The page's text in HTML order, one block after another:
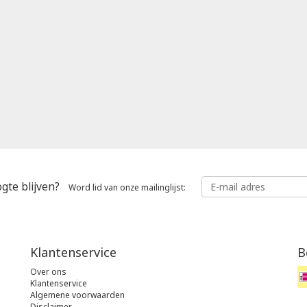
blijven? Word lid van onze mailinglijst:
Klantenservice
Over ons
Klantenservice
Algemene voorwaarden